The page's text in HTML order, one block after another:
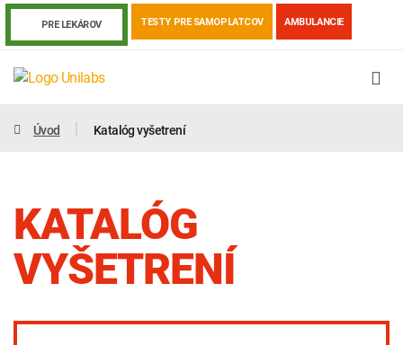
PRE LEKÁROV TESTY PRE SAMOPLATCOV AMBULANCIE
Úvod Katalóg vyšetrení
KATALÓG
VYŠETRENÍ